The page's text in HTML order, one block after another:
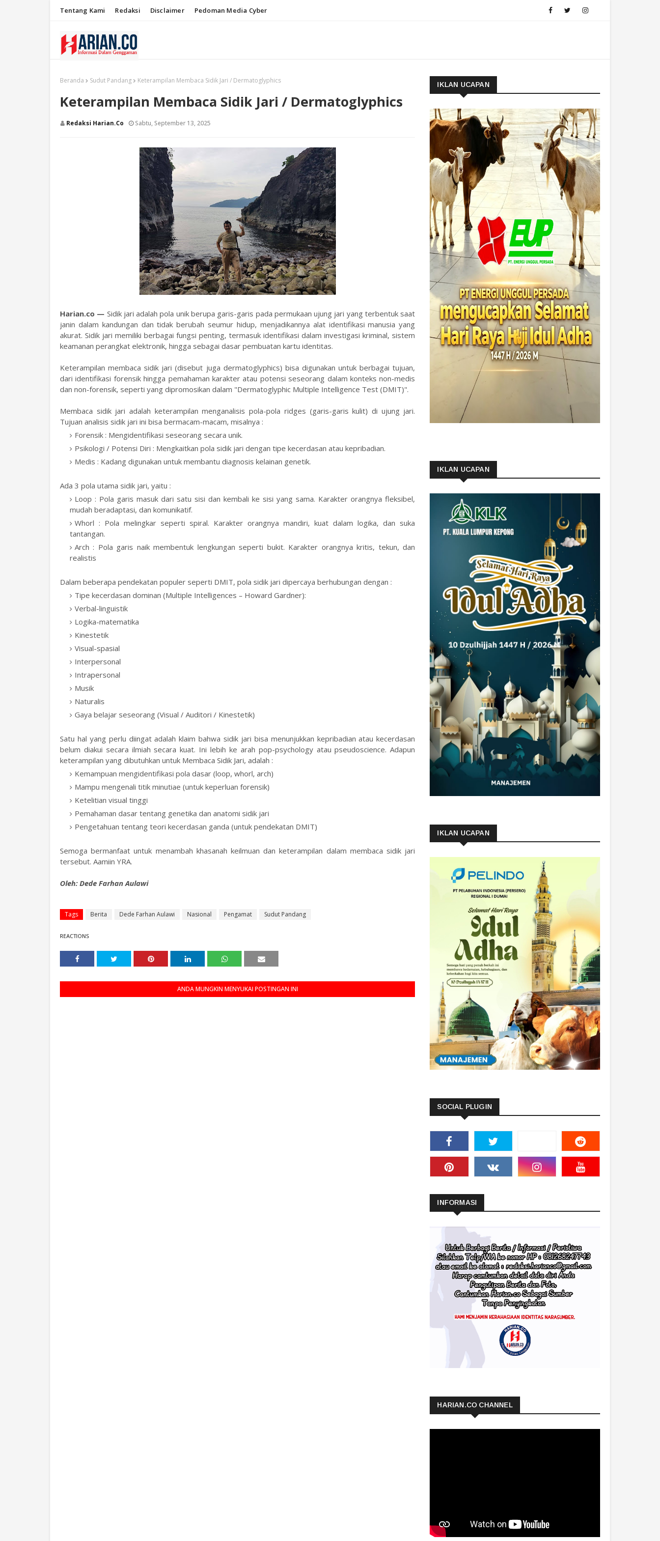
Tentang Kami Redaksi Disclaimer Pedoman Media Cyber
Beranda Sudut Pandang Keterampilan Membaca Sidik Jari / Dermatoglyphics
Keterampilan Membaca Sidik Jari / Dermatoglyphics
Redaksi Harian.co Sabtu, September 13, 2025
Harian.co — Sidik jari adalah pola unik berupa garis-garis pada permukaan ujung jari yang terbentuk saat
janin dalam kandungan dan tidak berubah seumur hidup, menjadikannya alat identifikasi manusia yang
akurat. Sidik jari memiliki berbagai fungsi penting, termasuk identifikasi dalam investigasi kriminal, sistem
keamanan perangkat elektronik, hingga sebagai dasar pembuatan kartu identitas.
Keterampilan membaca sidik jari (disebut juga dermatoglyphics) bisa digunakan untuk berbagai tujuan,
dari identifikasi forensik hingga pemahaman karakter atau potensi seseorang dalam konteks non-medis
dan non-forensik, seperti yang dipromosikan dalam "Dermatoglyphic Multiple Intelligence Test (DMIT)".
Membaca sidik jari adalah keterampilan menganalisis pola-pola ridges (garis-garis kulit) di ujung jari.
Tujuan analisis sidik jari ini bisa bermacam-macam, misalnya :
Forensik : Mengidentifikasi seseorang secara unik.
Psikologi / Potensi Diri : Mengkaitkan pola sidik jari dengan tipe kecerdasan atau kepribadian.
Medis : Kadang digunakan untuk membantu diagnosis kelainan genetik.
Ada 3 pola utama sidik jari, yaitu :
Loop : Pola garis masuk dari satu sisi dan kembali ke sisi yang sama. Karakter orangnya fleksibel,
mudah beradaptasi, dan komunikatif.
Whorl : Pola melingkar seperti spiral. Karakter orangnya mandiri, kuat dalam logika, dan suka
tantangan.
Arch : Pola garis naik membentuk lengkungan seperti bukit. Karakter orangnya kritis, tekun, dan
realistis
Dalam beberapa pendekatan populer seperti DMIT, pola sidik jari dipercaya berhubungan dengan :
Tipe kecerdasan dominan (Multiple Intelligences – Howard Gardner):
Verbal-linguistik
Logika-matematika
Kinestetik
Visual-spasial
Interpersonal
Intrapersonal
Musik
Naturalis
Gaya belajar seseorang (Visual / Auditori / Kinestetik)
Satu hal yang perlu diingat adalah klaim bahwa sidik jari bisa menunjukkan kepribadian atau kecerdasan
belum diakui secara ilmiah secara kuat. Ini lebih ke arah pop-psychology atau pseudoscience. Adapun
keterampilan yang dibutuhkan untuk Membaca Sidik Jari, adalah :
Kemampuan mengidentifikasi pola dasar (loop, whorl, arch)
Mampu mengenali titik minutiae (untuk keperluan forensik)
Ketelitian visual tinggi
Pemahaman dasar tentang genetika dan anatomi sidik jari
Pengetahuan tentang teori kecerdasan ganda (untuk pendekatan DMIT)
Semoga bermanfaat untuk menambah khasanah keilmuan dan keterampilan dalam membaca sidik jari
tersebut. Aamiin YRA.
Oleh: Dede Farhan Aulawi
Tags Berita Dede Farhan Aulawi Nasional Pengamat Sudut Pandang
REACTIONS
ANDA MUNGKIN MENYUKAI POSTINGAN INI
IKLAN UCAPAN
IKLAN UCAPAN
IKLAN UCAPAN
SOCIAL PLUGIN
INFORMASI
HARIAN.CO CHANNEL